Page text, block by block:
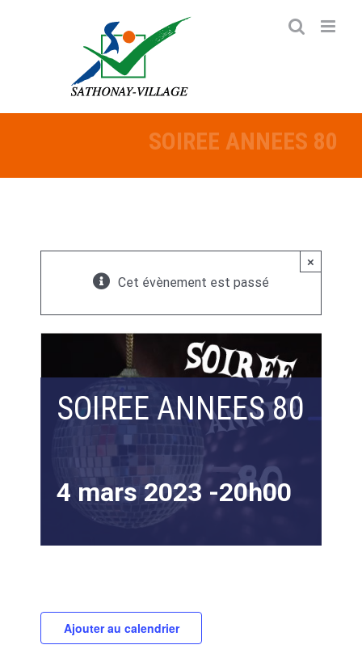
SOIREE ANNEES 80
×
Cet évènement est passé
SOIREE ANNEES 80
4 mars 2023 -20h00
Ajouter au calendrier